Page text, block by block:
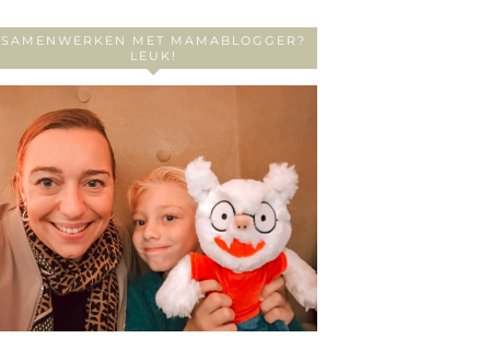
SAMENWERKEN MET MAMABLOGGER?
LEUK!